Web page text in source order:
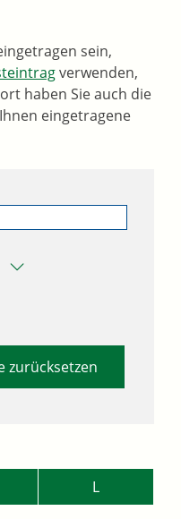
sein,
verwenden,
haben Sie auch die
eingetragene
zurücksetzen
L